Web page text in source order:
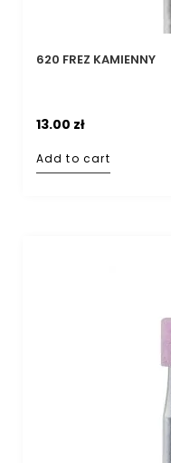
620 FREZ KAMIENNY
13.00 zł
Add to cart